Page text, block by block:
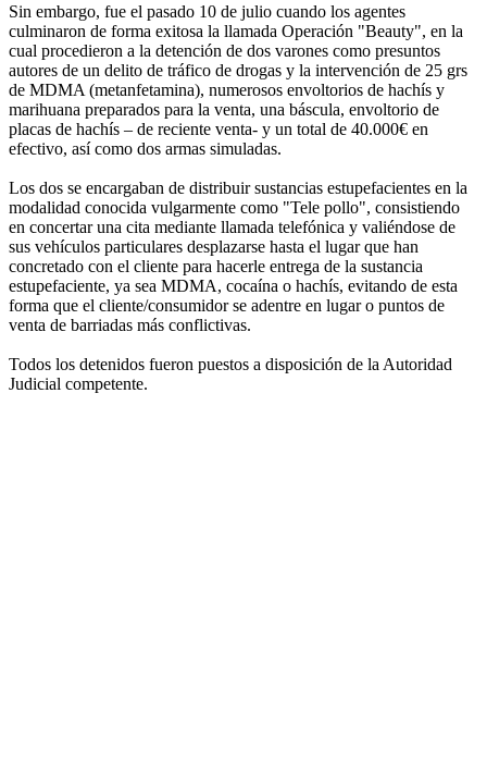
Sin embargo, fue el pasado 10 de julio cuando los agentes
culminaron de forma exitosa la llamada Operación "Beauty", en la
cual procedieron a la detención de dos varones como presuntos
autores de un delito de tráfico de drogas y la intervención de 25 grs
de MDMA (metanfetamina), numerosos envoltorios de hachís y
marihuana preparados para la venta, una báscula, envoltorio de
placas de hachís – de reciente venta- y un total de 40.000€ en
efectivo, así como dos armas simuladas.
Los dos se encargaban de distribuir sustancias estupefacientes en la
modalidad conocida vulgarmente como "Tele pollo", consistiendo
en concertar una cita mediante llamada telefónica y valiéndose de
sus vehículos particulares desplazarse hasta el lugar que han
concretado con el cliente para hacerle entrega de la sustancia
estupefaciente, ya sea MDMA, cocaína o hachís, evitando de esta
forma que el cliente/consumidor se adentre en lugar o puntos de
venta de barriadas más conflictivas.
Todos los detenidos fueron puestos a disposición de la Autoridad
Judicial competente.